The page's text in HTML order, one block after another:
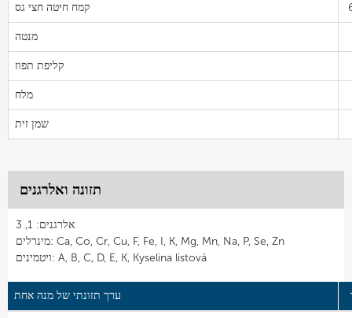
קמח חיטה חצי גס
מנטה
קליפת תפוז
מלח
שמן זית
תזונה ואלרגנים
אלרגנים: 1, 3
מינרלים: Ca, Co, Cr, Cu, F, Fe, I, K, Mg, Mn, Na, P, Se, Zn
ויטמינים: A, B, C, D, E, K, Kyselina listová
ערך תזונתי של מנה אחת